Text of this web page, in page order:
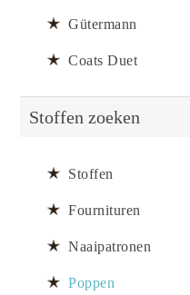
Gütermann
Coats Duet
Stoffen zoeken
Stoffen
Fournituren
Naaipatronen
Poppen